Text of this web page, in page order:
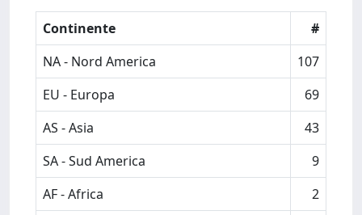
Continente
#
NA - Nord America
107
EU - Europa
69
AS - Asia
43
SA - Sud America
9
AF - Africa
2